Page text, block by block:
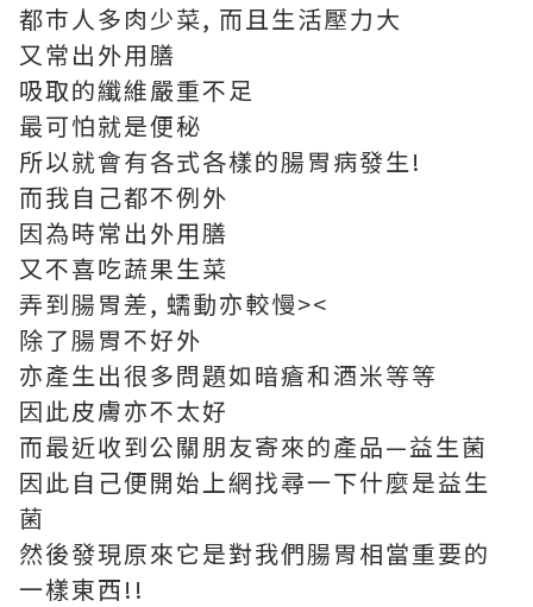
都巿人多肉少菜, 而且生活壓力大
又常出外用膳
吸取的纖維嚴重不足
最可怕就是便秘
所以就會有各式各樣的腸胃病發生!
而我自己都不例外
因為時常出外用膳
又不喜吃蔬果生菜
弄到腸胃差, 蠕動亦較慢><
除了腸胃不好外
亦產生出很多問題如暗瘡和酒米等等
因此皮膚亦不太好
而最近收到公關朋友寄來的產品—益生菌
因此自己便開始上網找尋一下什麼是益生
菌
然後發現原來它是對我們腸胃相當重要的
一樣東西!!